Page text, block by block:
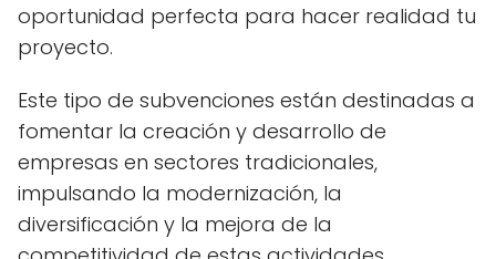
oportunidad perfecta para hacer realidad tu
proyecto.
Este tipo de subvenciones están destinadas a
fomentar la creación y desarrollo de
empresas en sectores tradicionales,
impulsando la modernización, la
diversificación y la mejora de la